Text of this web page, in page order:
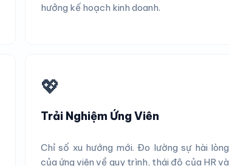
hưởng kế hoạch kinh doanh.
💖
Trải Nghiệm Ứng Viên
Chỉ số xu hướng mới. Đo lường sự hài lòng
của ứng viên về quy trình, thái độ của HR và